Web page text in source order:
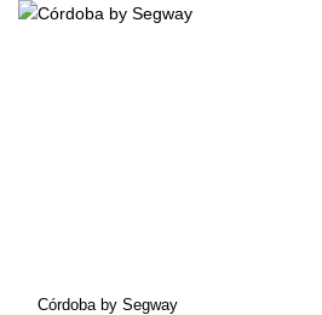
Córdoba by Segway